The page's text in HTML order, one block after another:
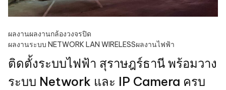
ผลงานผลงานกล้องวงจรปิด
ผลงานระบบ NETWORK LAN WIRELESSผลงานไฟฟ้า
ติดตั้งระบบไฟฟ้า สุราษฎร์ธานี พร้อมวาง
ระบบ Network และ IP Camera ครบ